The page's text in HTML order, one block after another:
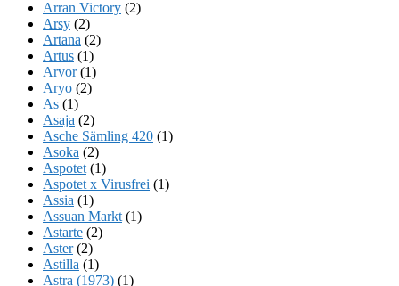
Arran Victory (2)
Arsy (2)
Artana (2)
Artus (1)
Arvor(1)
Aryo (2)
As (1)
Asaja (2)
Asche Sämling 420 (1)
Asoka (2)
Aspotet (1)
Aspotet x Virusfrei (1)
Assia (1)
Assuan Markt (1)
Astarte (2)
Aster(2)
Astilla (1)
Astra (1973) (1)